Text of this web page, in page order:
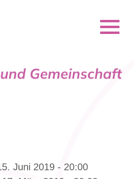
Juni 2019 - 20:00